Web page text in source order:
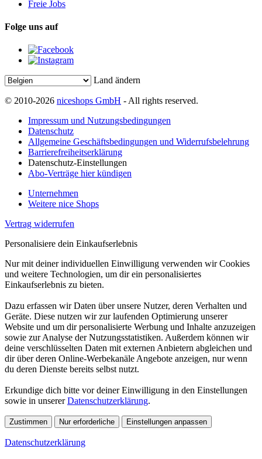
Freie Jobs
Folge uns auf
Land ändern
© 2010-2026 niceshops GmbH - All rights reserved.
Impressum und Nutzungsbedingungen
Datenschutz
Allgemeine Geschäftsbedingungen und Widerrufsbelehrung
Barrierefreiheitserklärung
Datenschutz-Einstellungen
Abo-Verträge hier kündigen
Unternehmen
Weitere nice Shops
Vertrag widerrufen
Personalisiere dein Einkaufserlebnis
Nur mit deiner individuellen Einwilligung verwenden wir Cookies
und weitere Technologien, um dir ein personalisiertes
Einkaufserlebnis zu bieten.
Dazu erfassen wir Daten über unsere Nutzer, deren Verhalten und
Geräte. Diese nutzen wir zur laufenden Optimierung unserer
Website und um dir personalisierte Werbung und Inhalte anzuzeigen
sowie zur Analyse der Nutzungsstatistiken. Außerdem können wir
deine verschlüsselten Daten mit externen Anbietern abgleichen und
dir über deren Online-Werbekanäle Angebote anzeigen, nur wenn
du deren Dienste bereits selbst nutzt.
Erkundige dich bitte vor deiner Einwilligung in den Einstellungen
sowie in unsererDatenschutzerklärung.
Zustimmen Nur erforderliche Einstellungen anpassen
Datenschutzerklärung